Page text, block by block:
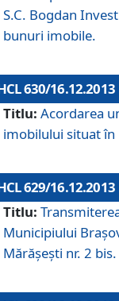
S.C. Bogdan
bunuri imobile.
630/16.12.2013
Titlu: Acordarea
imobilului situat în
629/16.12.2013
Titlu:
Municipiului
Mărăşeşti nr. 2 bis.